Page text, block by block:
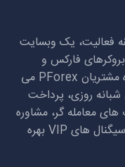
بیش از 17 سال سابقه فعالیت، یک وبسایت
فارکس و
PForex می
شبانه روزی، پرداخت
های معامله گر، مشاوره
های VIPبهره